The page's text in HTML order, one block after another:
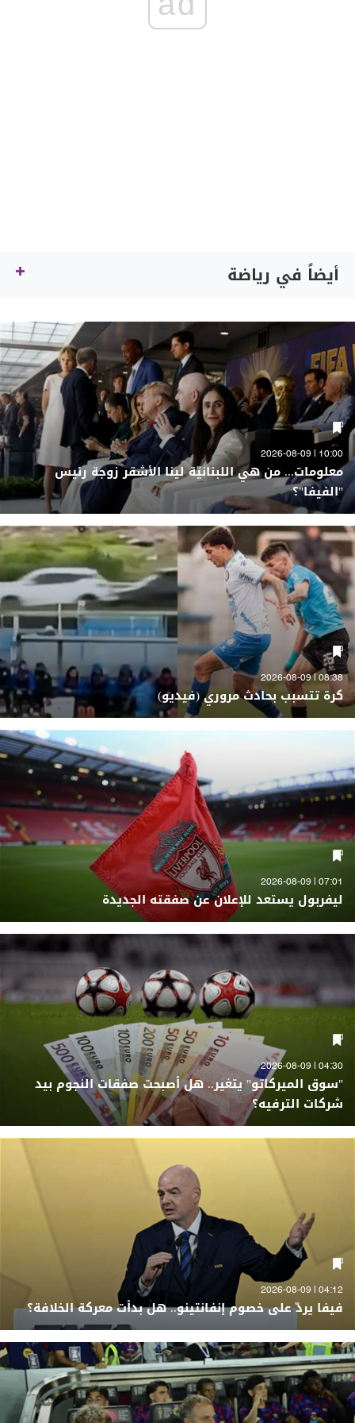
أيضاً في رياضة
10:00 | 2026-08-09
معلومات... من هي اللبنانيّة لينا الأشقر زوجة رئيس
"الفيفا"؟
08:38 | 2026-08-09
كرة تتسبب بحادث مروري (فيديو)
07:01 | 2026-08-09
ليفربول يستعد للإعلان عن صفقته الجديدة
04:30 | 2026-08-09
"سوق الميركاتو" يتغير.. هل أصبحت صفقات النجوم بيد
شركات الترفيه؟
04:12 | 2026-08-09
فيفا يردّ على خصوم إنفانتينو.. هل بدأت معركة الخلافة؟